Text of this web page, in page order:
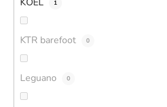
1
KTR barefoot 0
Leguano 0